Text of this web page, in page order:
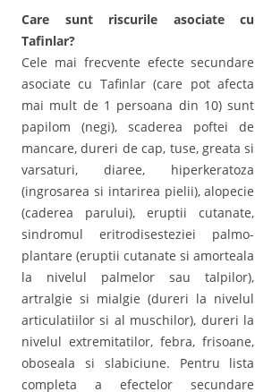
Care sunt riscurile asociate cu
Tafinlar?
Cele mai frecvente efecte secundare
asociate cu Tafinlar (care pot afecta
mai mult de 1 persoana din 10) sunt
papilom (negi), scaderea poftei de
mancare, dureri de cap, tuse, greata si
varsaturi, diaree, hiperkeratoza
(ingrosarea si intarirea pielii), alopecie
(caderea parului), eruptii cutanate,
sindromul eritrodisesteziei palmo-
plantare (eruptii cutanate si amorteala
la nivelul palmelor sau talpilor),
artralgie si mialgie (dureri la nivelul
articulatiilor si al muschilor), dureri la
nivelul extremitatilor, febra, frisoane,
oboseala si slabiciune. Pentru lista
completa a efectelor secundare